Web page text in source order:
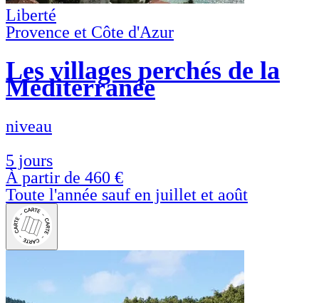
Liberté
Provence et Côte d'Azur
Les villages perchés de la
Méditerranée
niveau
5 jours
À partir de 460 €
Toute l'année sauf en juillet et août